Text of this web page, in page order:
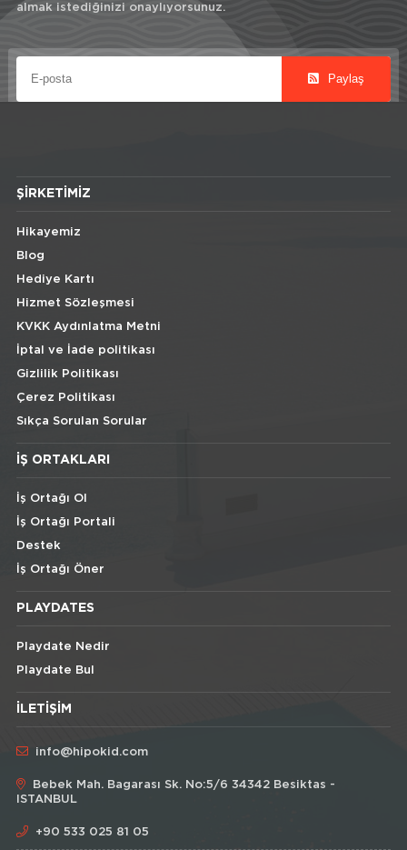
almak istediğinizi onaylıyorsunuz.
Paylaş
ŞIRKETIMIZ
Hikayemiz
Blog
Hediye Kartı
Hizmet Sözleşmesi
KVKK Aydınlatma Metni
İptal ve İade politikası
Gizlilik Politikası
Çerez Politikası
Sıkça Sorulan Sorular
İŞ ORTAKLARI
İş Ortağı Ol
İş Ortağı Portali
Destek
İş Ortağı Öner
PLAYDATES
Playdate Nedir
Playdate Bul
İLETIŞIM
info@hipokid.com
Bebek Mah. Bagarası Sk. No:5/6 34342 Besiktas -
ISTANBUL
+90 533 025 81 05